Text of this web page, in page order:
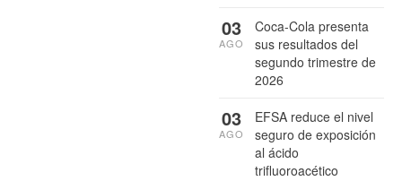
Coca-Cola presenta
sus resultados del
segundo trimestre de
2026
03
AGO
EFSA reduce el nivel
seguro de exposición
al ácido
trifluoroacético
03
AGO